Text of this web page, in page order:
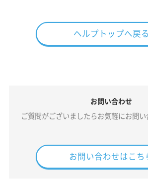
ヘルプトップへ戻る
お問い合わせ
ご質問がございましたらお気軽にお問い
お問い合わせはこち